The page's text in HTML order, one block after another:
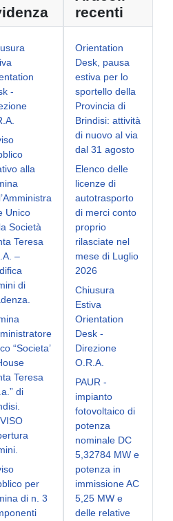
-
alla
Unico
Società
Teresa
–
di
“Societa’
Teresa
di
per
di n. 3
recenti
Orientation
Desk, pausa
estiva per lo
sportello della
Provincia di
Brindisi: attività
di nuovo al via
dal 31 agosto
Elenco delle
licenze di
autotrasporto
di merci conto
proprio
rilasciate nel
mese di Luglio
2026
Chiusura
Estiva
Orientation
Desk -
Direzione
O.R.A.
PAUR -
impianto
fotovoltaico di
potenza
nominale DC
5,32784 MW e
potenza in
immissione AC
5,25 MW e
delle relative